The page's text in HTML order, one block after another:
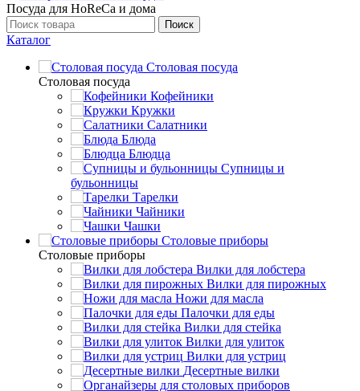
Посуда для HoReCa и дома
Поиск
Каталог
Столовая посуда
Столовая посуда
Кофейники
Кружки
Салатники
Блюда
Блюдца
Супницы и
бульонницы
Тарелки
Чайники
Чашки
Cтоловые приборы
Cтоловые приборы
Вилки для лобстера
Вилки для пирожных
Ножи для масла
Палочки для еды
Вилки для стейка
Вилки для улиток
Вилки для устриц
Десертные вилки